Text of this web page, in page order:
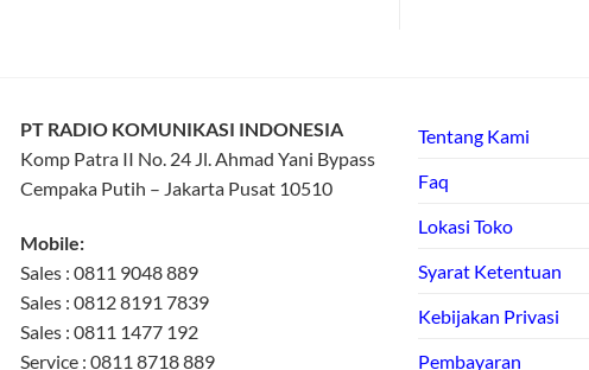
PT RADIO KOMUNIKASI INDONESIA
Komp Patra II No. 24 Jl. Ahmad Yani Bypass
Cempaka Putih – Jakarta Pusat 10510
Mobile:
Sales : 0811 9048 889
Sales : 0812 8191 7839
Sales : 0811 1477 192
Service : 0811 8718 889
Tentang Kami
Faq
Lokasi Toko
Syarat Ketentuan
Kebijakan Privasi
Pembayaran